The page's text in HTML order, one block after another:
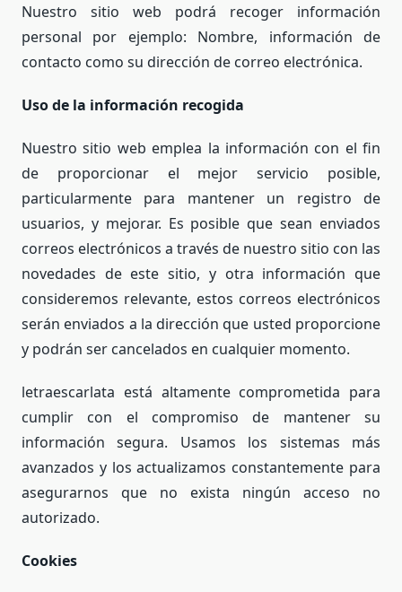
Nuestro sitio web podrá recoger información
personal por ejemplo: Nombre, información de
contacto como su dirección de correo electrónica.
Uso de la información recogida
Nuestro sitio web emplea la información con el fin
de proporcionar el mejor servicio posible,
particularmente para mantener un registro de
usuarios, y mejorar. Es posible que sean enviados
correos electrónicos a través de nuestro sitio con las
novedades de este sitio, y otra información que
consideremos relevante, estos correos electrónicos
serán enviados a la dirección que usted proporcione
y podrán ser cancelados en cualquier momento.
letraescarlata está altamente comprometida para
cumplir con el compromiso de mantener su
información segura. Usamos los sistemas más
avanzados y los actualizamos constantemente para
asegurarnos que no exista ningún acceso no
autorizado.
Cookies